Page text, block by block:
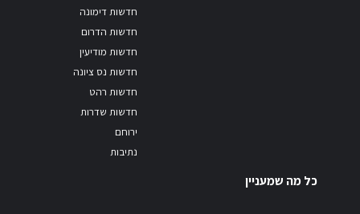
חדשות דימונה
חדשות הדרום
חדשות מודיעין
חדשות נס ציונה
חדשות רהט
חדשות שדרות
ירוחם
נתיבות
כל מה שמעניין